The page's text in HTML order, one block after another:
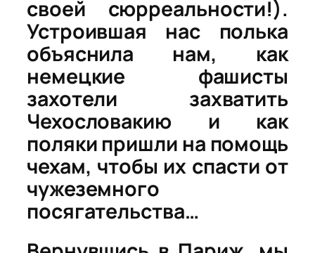
своей сюрреальности!).
Устроившая нас полька
объяснила нам, как
немецкие фашисты
захотели захватить
Чехословакию и как
поляки пришли на помощь
чехам, чтобы их спасти от
чужеземного
посягательства…